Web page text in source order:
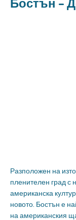
Разположен на
пленителен град с
американска
новото. Бостън е
на американския